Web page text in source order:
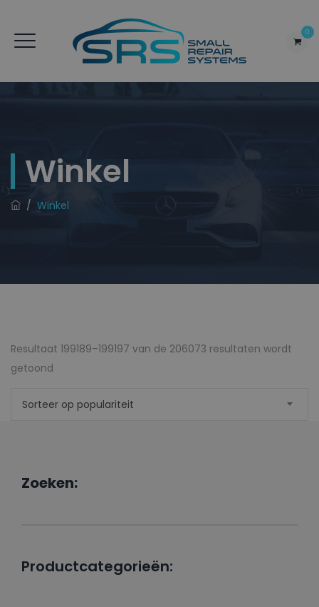
0
Winkel
/ Winkel
Resultaat 199189–199197 van de 206073 resultaten wordt
getoond
populariteit
Sorteer op populariteit
Zoeken:
Productcategorieën: